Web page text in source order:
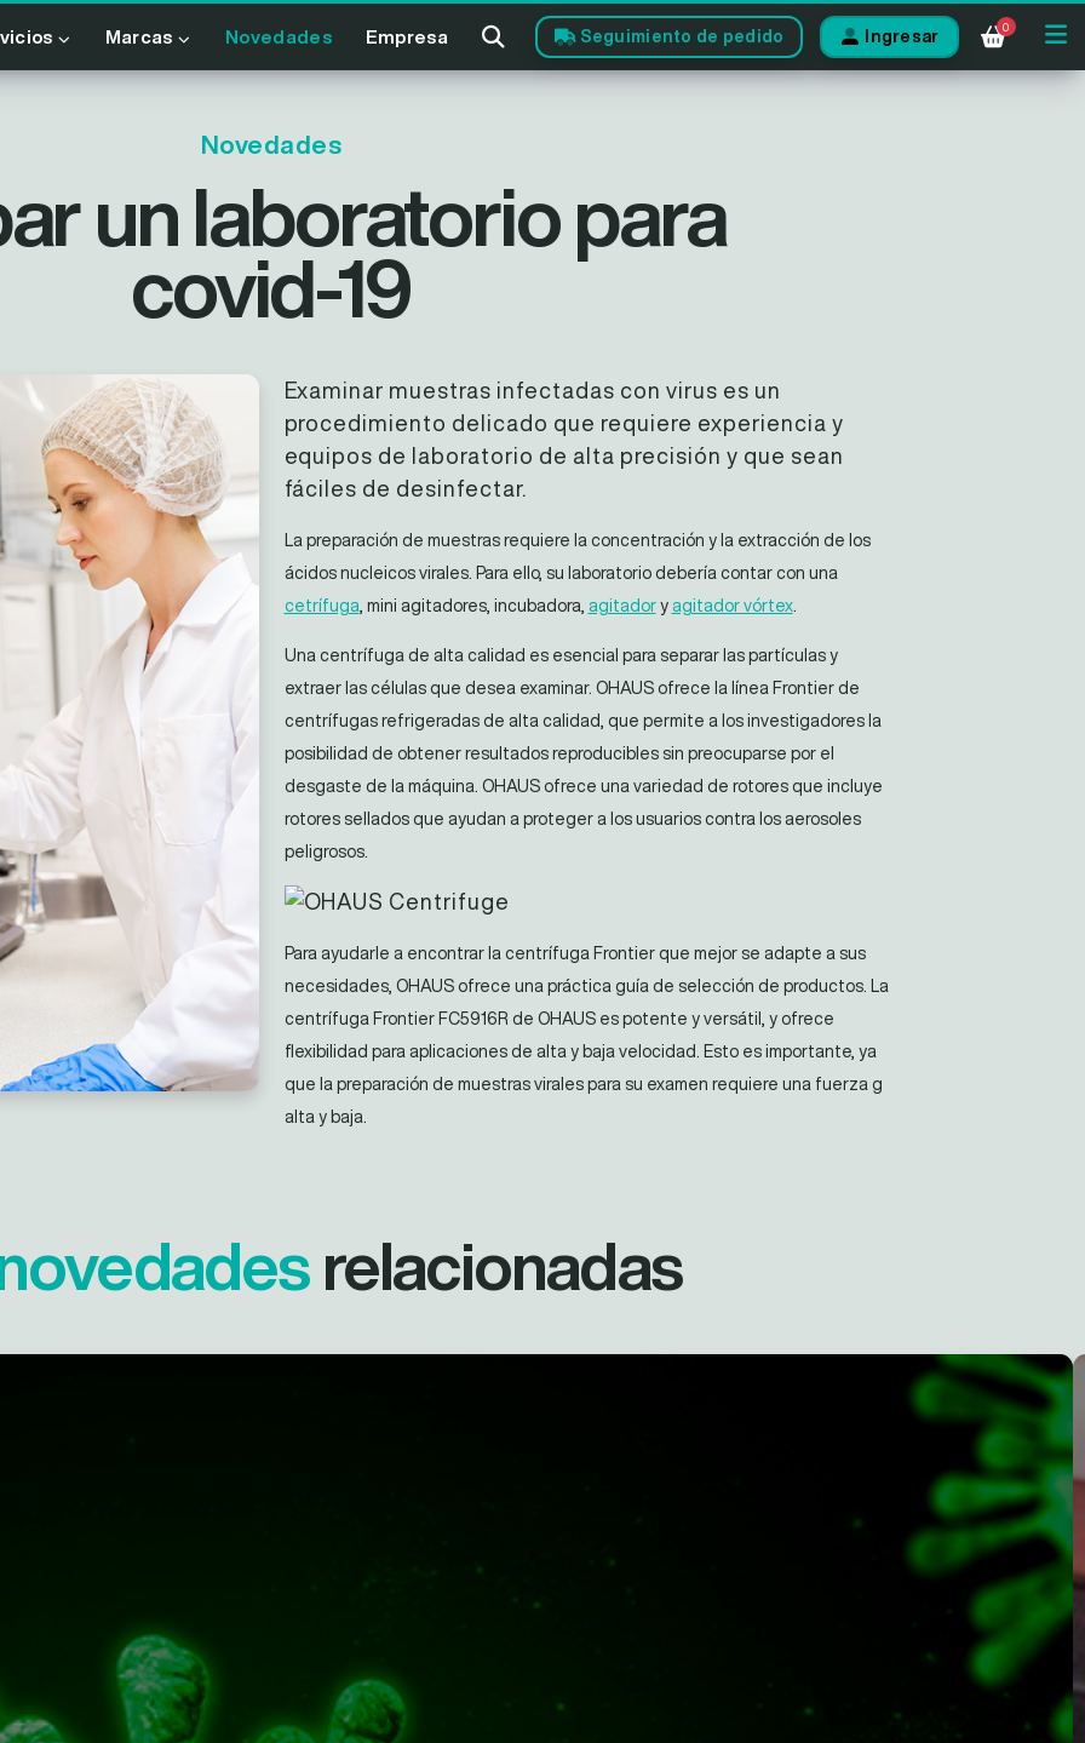
Marcas Novedades Empresa Seguimiento de pedido Ingresar
0
Novedades
un laboratorio para
covid-19
Examinar muestras infectadas con virus es un
procedimiento delicado que requiere experiencia y
equipos de laboratorio de alta precisión y que sean
fáciles de desinfectar.
La preparación de muestras requiere la concentración y la extracción de los
ácidos nucleicos virales. Para ello, su laboratorio debería contar con una
cetrífuga , mini agitadores, incubadora, agitadory agitador vórtex.
Una centrífuga de alta calidad es esencial para separar las partículas y
extraer las células que desea examinar. OHAUS ofrece la línea Frontier de
centrífugas refrigeradas de alta calidad, que permite a los investigadores la
posibilidad de obtener resultados reproducibles sin preocuparse por el
desgaste de la máquina. OHAUS ofrece una variedad de rotores que incluye
rotores sellados que ayudan a proteger a los usuarios contra los aerosoles
peligrosos.
Para ayudarle a encontrar la centrífuga Frontier que mejor se adapte a sus
necesidades, OHAUS ofrece una práctica guía de selección de productos. La
centrífuga Frontier FC5916R de OHAUS es potente y versátil, y ofrece
flexibilidad para aplicaciones de alta y baja velocidad. Esto es importante, ya
que la preparación de muestras virales para su examen requiere una fuerza g
alta y baja.
relacionadas